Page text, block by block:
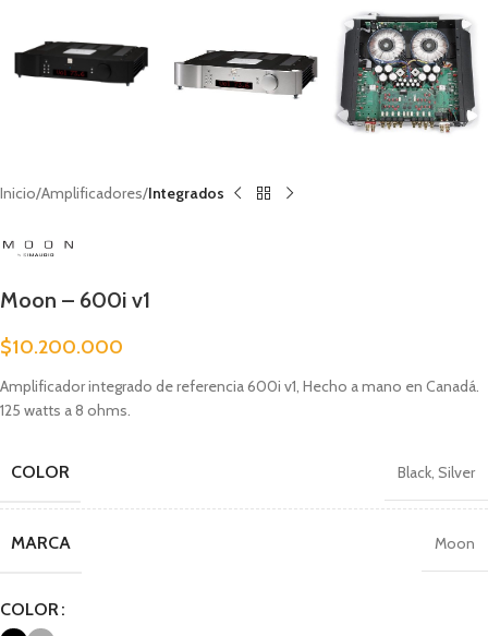
Inicio Amplificadores Integrados
Moon – 600i v1
$10.200.000
Amplificador integrado de referencia 600i v1, Hecho a mano en Canadá.
125 watts a 8 ohms.
COLOR Black, Silver
MARCA Moon
COLOR